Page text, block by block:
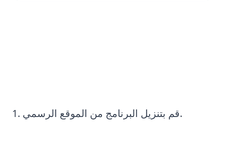
قم بتنزيل البرنامج من الموقع الرسمي.